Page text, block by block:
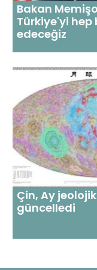
Bakan
Türkiye'yi
edeceğiz
Çin, Ay
güncelledi